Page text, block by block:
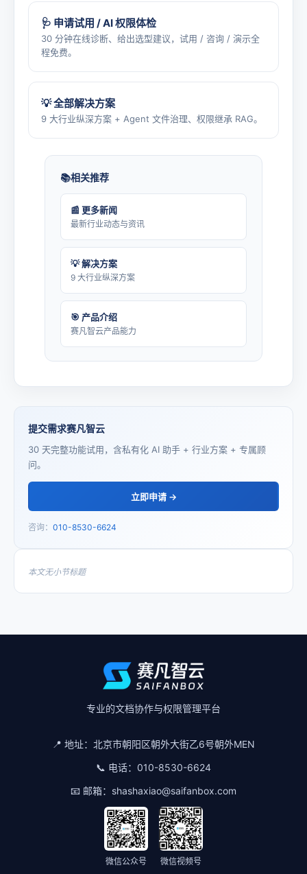
🩺 申请试用 / AI 权限体检
30 分钟在线诊断、给出选型建议，试用 / 咨询 / 演示全
程免费。
💡 全部解决方案
9 大行业纵深方案 + Agent 文件治理、权限继承 RAG。
相关推荐
📰 更多新闻
最新行业动态与资讯
💡 解决方案
9 大行业纵深方案
🎯 产品介绍
赛凡智云产品能力
提交需求赛凡智云
30 天完整功能试用，含私有化 AI 助手 + 行业方案 + 专属顾
问。
立即申请 →
咨询： 010-8530-6624
本文无小节标题
专业的文档协作与权限管理平台
📍 地址： 北京市朝阳区朝外大街乙6号朝外MEN
📞 电话： 010-8530-6624
📧 邮箱： shashaxiao@saifanbox.com
微信公众号 微信视频号